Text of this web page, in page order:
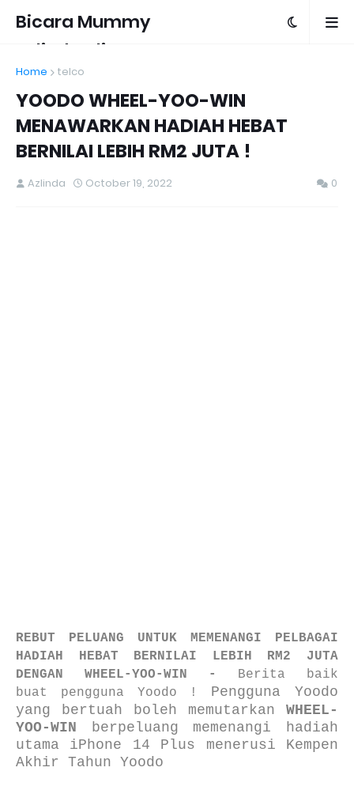
Bicara Mummy
Azlinda Alin
Home telco
YOODO WHEEL-YOO-WIN
MENAWARKAN HADIAH HEBAT
BERNILAI LEBIH RM2 JUTA !
Azlinda October 19, 2022 0
REBUT PELUANG UNTUK MEMENANGI PELBAGAI
HADIAH HEBAT BERNILAI LEBIH RM2 JUTA
DENGAN WHEEL-YOO-WIN - Berita baik
buat
pengguna Yoodo ! Pengguna Yoodo
yang bertuah boleh memutarkan WHEEL-
YOO-WIN berpeluang memenangi hadiah
utama iPhone 14 Plus menerusi Kempen
Akhir Tahun Yoodo